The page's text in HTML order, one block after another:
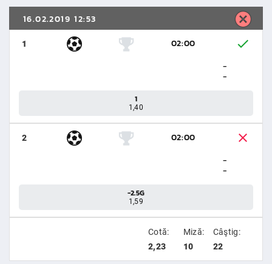
16.02.2019 12:53
1
02:00
-
-
1
1,40
2
02:00
-
-
-2.5G
1,59
Cotă:
2,23
Miză:
10
Câştig:
22